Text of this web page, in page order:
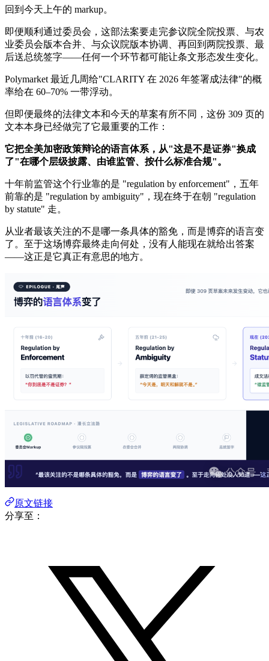
回到今天上午的 markup。
即便顺利通过委员会，这部法案要走完参议院全院投票、与农
业委员会版本合并、与众议院版本协调、再回到两院投票、最
后送总统签字——任何一个环节都可能让条文形态发生变化。
Polymarket 最近几周给"CLARITY 在 2026 年签署成法律"的概
率给在 60–70% 一带浮动。
但即便最终的法律文本和今天的草案有所不同，这份 309 页的
文本本身已经做完了它最重要的工作：
它把全美加密政策辩论的语言体系，从"这是不是证券"换成
了"在哪个层级披露、由谁监管、按什么标准合规"。
十年前监管这个行业靠的是 "regulation by enforcement"，五年
前靠的是 "regulation by ambiguity"，现在终于在朝 "regulation
by statute" 走。
从业者最该关注的不是哪一条具体的豁免，而是博弈的语言变
了。至于这场博弈最终走向何处，没有人能现在就给出答案
——这正是它真正有意思的地方。
原文链接
分享至：